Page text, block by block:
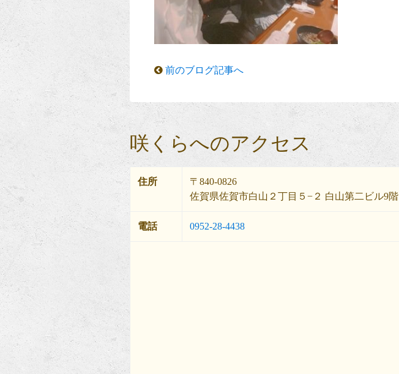
前のブログ記事へ
咲くらへのアクセス
住所
〒840-0826
佐賀県佐賀市白山２丁目５−２ 白山第二ビル9階
電話 0952-28-4438